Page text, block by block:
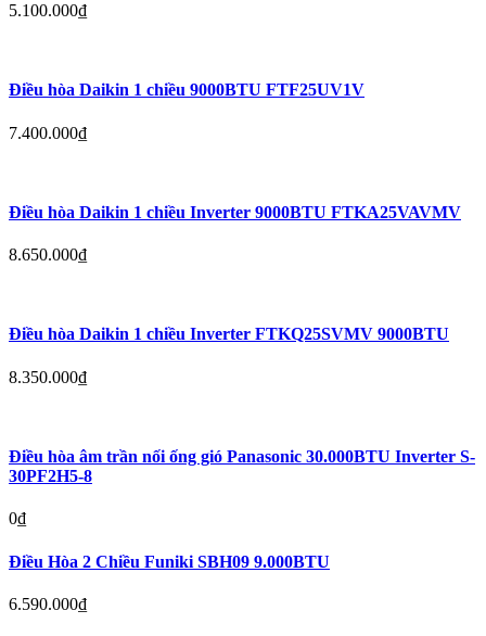
5.100.000₫
Điều hòa Daikin 1 chiều 9000BTU FTF25UV1V
7.400.000₫
Điều hòa Daikin 1 chiều Inverter 9000BTU FTKA25VAVMV
8.650.000₫
Điều hòa Daikin 1 chiều Inverter FTKQ25SVMV 9000BTU
8.350.000₫
Điều hòa âm trần nối ống gió Panasonic 30.000BTU Inverter S-
30PF2H5-8
0₫
Điều Hòa 2 Chiều Funiki SBH09 9.000BTU
6.590.000₫